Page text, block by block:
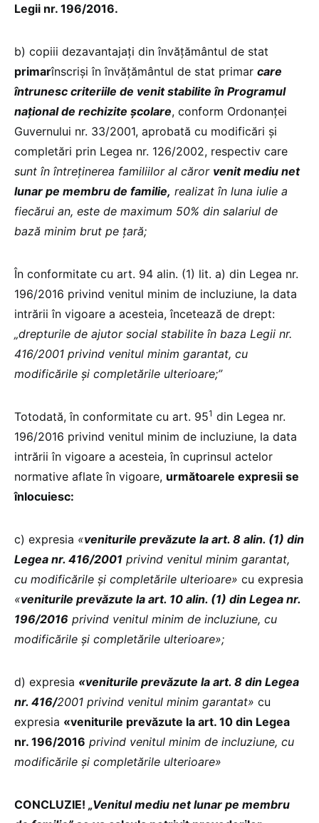
Legii nr. 196/2016.
b) copiii dezavantajaţi din învăţământul de stat
primarînscrişi în învăţământul de stat primar care
întrunesc criteriile de venit stabilite în Programul
naţional de rechizite şcolare, conform Ordonanţei
Guvernului nr. 33/2001, aprobată cu modificări şi
completări prin Legea nr. 126/2002, respectiv care
sunt în întreţinerea familiilor al căror venit mediu net
lunar pe membru de familie, realizat în luna iulie a
fiecărui an, este de maximum 50% din salariul de
bază minim brut pe țară;
În conformitate cu art. 94 alin. (1) lit. a) din Legea nr.
196/2016 privind venitul minim de incluziune, la data
intrării în vigoare a acesteia, încetează de drept:
„drepturile de ajutor social stabilite în baza Legii nr.
416/2001 privind venitul minim garantat, cu
modificările şi completările ulterioare;”
Totodată, în conformitate cu art. 951 din Legea nr.
196/2016 privind venitul minim de incluziune, la data
intrării în vigoare a acesteia, în cuprinsul actelor
normative aflate în vigoare, următoarele expresii se
înlocuiesc:
c) expresia «veniturile prevăzute la art. 8 alin. (1) din
Legea nr. 416/2001 privind venitul minim garantat,
cu modificările şi completările ulterioare» cu expresia
«veniturile prevăzute la art. 10 alin. (1) din Legea nr.
196/2016 privind venitul minim de incluziune, cu
modificările şi completările ulterioare»;
d) expresia «veniturile prevăzute la art. 8 din Legea
nr. 416/2001 privind venitul minim garantat» cu
expresia «veniturile prevăzute la art. 10 din Legea
nr. 196/2016 privind venitul minim de incluziune, cu
modificările şi completările ulterioare»
CONCLUZIE! „Venitul mediu net lunar pe membru